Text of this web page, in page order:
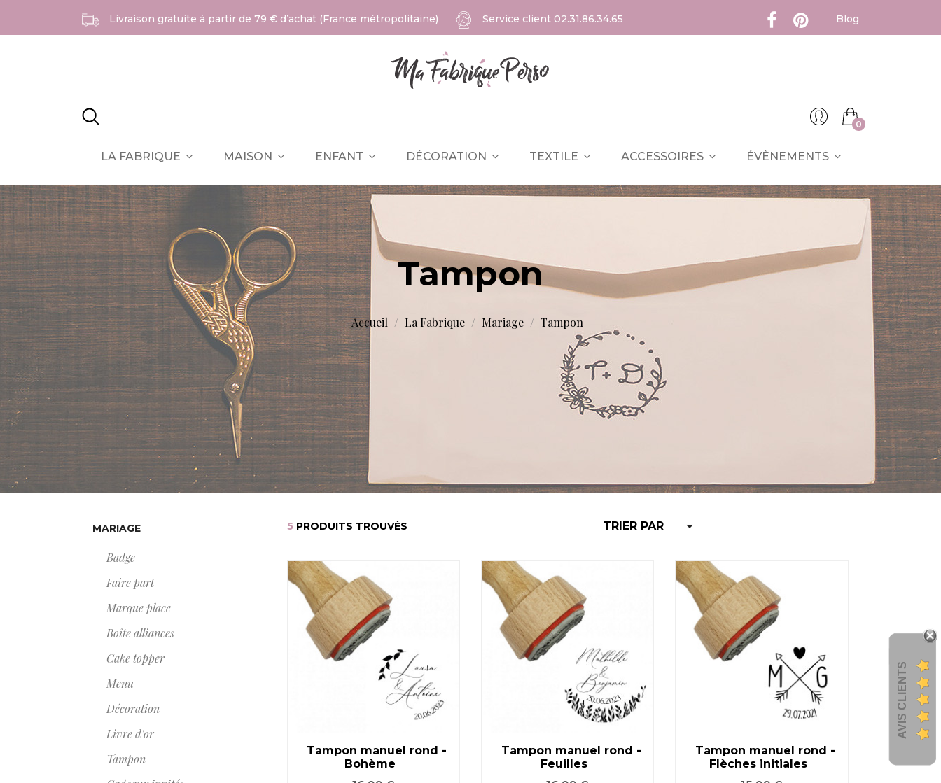
Livraison gratuite à partir de 79 € d’achat (France métropolitaine) Service client 02.31.86.34.65 Blog
0
LA FABRIQUE MAISON ENFANT DÉCORATION TEXTILE ACCESSOIRES ÉVÈNEMENTS
Tampon
Accueil La Fabrique Mariage Tampon
MARIAGE
Badge
Faire part
Marque place
Boîte alliances
Cake topper
Menu
Décoration
Livre d'or
Tampon
5 PRODUITS TROUVÉS TRIER PAR 
Tampon manuel rond -
Bohème
VOIR LE PRODUIT
Tampon manuel rond -
Feuilles
VOIR LE PRODUIT
Tampon manuel rond -
Flèches initiales
VOIR LE PRODUIT
AVIS CLIENTS